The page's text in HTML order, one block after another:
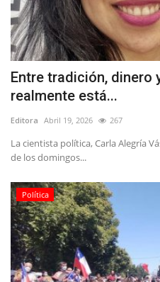
Deporte
Política
Espectáculos
Entre tradición, dinero
realmente está...
Editora Abril 19, 2026 267
La cientista política, Carla Alegría
de los domingos...
Política